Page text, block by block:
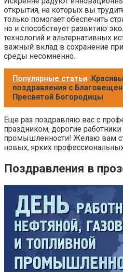
открытия, на которых вы
только помогает обеспечить
но и способствует развитию
технологий и альтернативных
важный вклад в сохранение
среды несомненно.
Популярные статьи
поздравления с
Пресвятой Богородицы
Еще раз поздравляю вас с
праздником, дорогие
промышленности! Желаю вам
новых, ярких
Поздравления в